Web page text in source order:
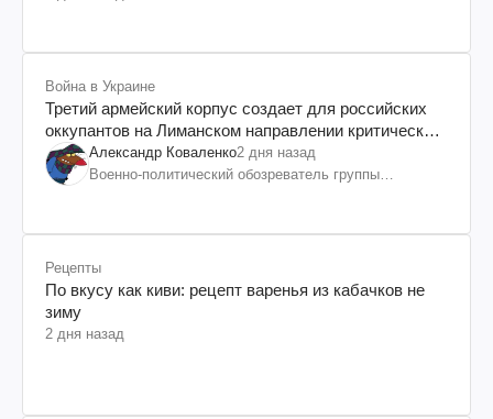
Война в Украине
Третий армейский корпус создает для российских
оккупантов на Лиманском направлении критический
дискомфорт: как это удалось
Александр Коваленко2 дня назад
Военно-политический обозреватель группы
Рецепты
По вкусу как киви: рецепт варенья из кабачков не
зиму
2 дня назад